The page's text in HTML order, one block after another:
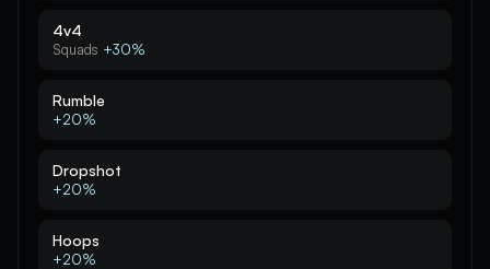
4v4
Squads +30%
Rumble
+20%
Dropshot
+20%
Hoops
+20%